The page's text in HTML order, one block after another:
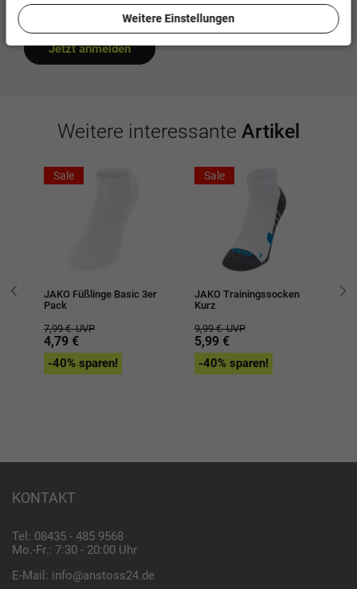
um eine Bewertung abzugeben.
Jetzt anmelden
Weitere interessante Artikel
Sale
JAKO Füßlinge Basic 3er
Pack
7,99 €UVP
4,79 €
-40% sparen!
Sale
JAKO Trainingssocken
Kurz
9,99 €UVP
5,99 €
-40% sparen!
KONTAKT
Tel: 08435 - 485 9568
Mo.-Fr.: 7:30 - 20:00 Uhr
E-Mail: info@anstoss24.de
Weitere Einstellungen